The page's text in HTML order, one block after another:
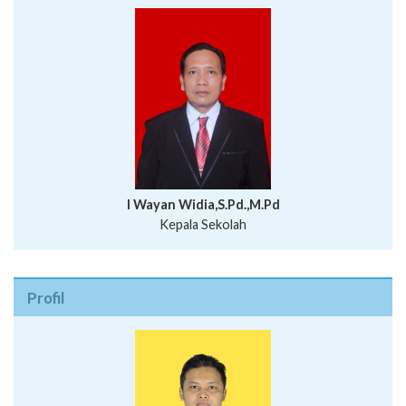
I Wayan Widia,S.Pd.,M.Pd
Kepala Sekolah
Profil